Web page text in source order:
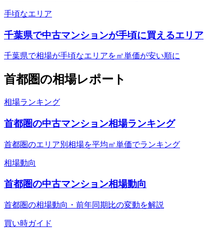
手頃なエリア
千葉県で中古マンションが手頃に買えるエリア
千葉県で相場が手頃なエリアを㎡単価が安い順に
首都圏の相場レポート
相場ランキング
首都圏の中古マンション相場ランキング
首都圏のエリア別相場を平均㎡単価でランキング
相場動向
首都圏の中古マンション相場動向
首都圏の相場動向・前年同期比の変動を解説
買い時ガイド